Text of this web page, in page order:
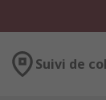
Suivi de